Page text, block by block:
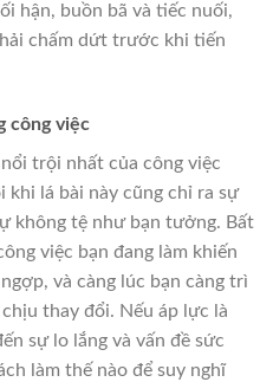
hận, buồn bã và tiếc nuối,
chấm dứt trước khi tiến
công việc
trội nhất của công việc
khi lá bài này cũng chỉ ra sự
không tệ như bạn tưởng. Bất
việc bạn đang làm khiến
và càng lúc bạn càng trì
thay đổi. Nếu áp lực là
sự lo lắng và vấn đề sức
làm thế nào để suy nghĩ